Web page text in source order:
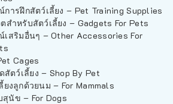
การฝึกสัตว์เลี้ยง – Pet Training Supplies
สำหรับสัตว์เลี้ยง – Gadgets For Pets
เสริมอื่นๆ – Other Accessories For
Cages
สัตว์เลี้ยง – Shop By Pet
ยงลูกด้วยนม – For Mammals
สุนัข – For Dogs